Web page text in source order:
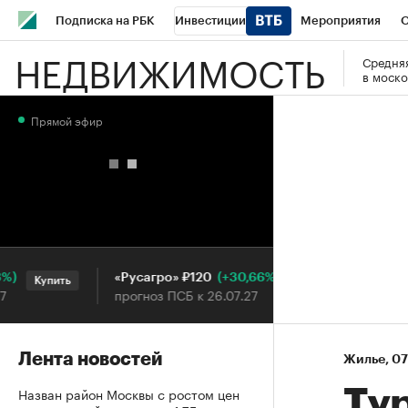
Подписка на РБК Инвестиции Мероприятия
Школа управления РБК РБК Образование РБК Курсы
НЕДВИЖИМОСТЬ
в
Жилье⁠,
Прямой эфир
Купить «Русагро» ₽120 (+30,66%)
прогноз ПСБ к 26.07.27
Лента новостей
Назван район Москвы с ростом цен